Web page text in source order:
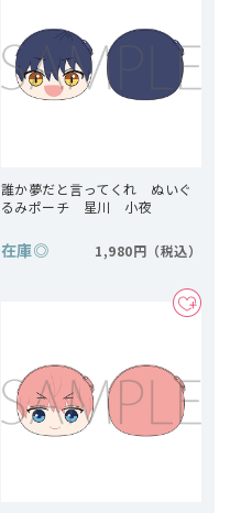
誰か夢だと言ってくれ ぬいぐ
るみポーチ 星川 小夜
在庫◎ 1,980円